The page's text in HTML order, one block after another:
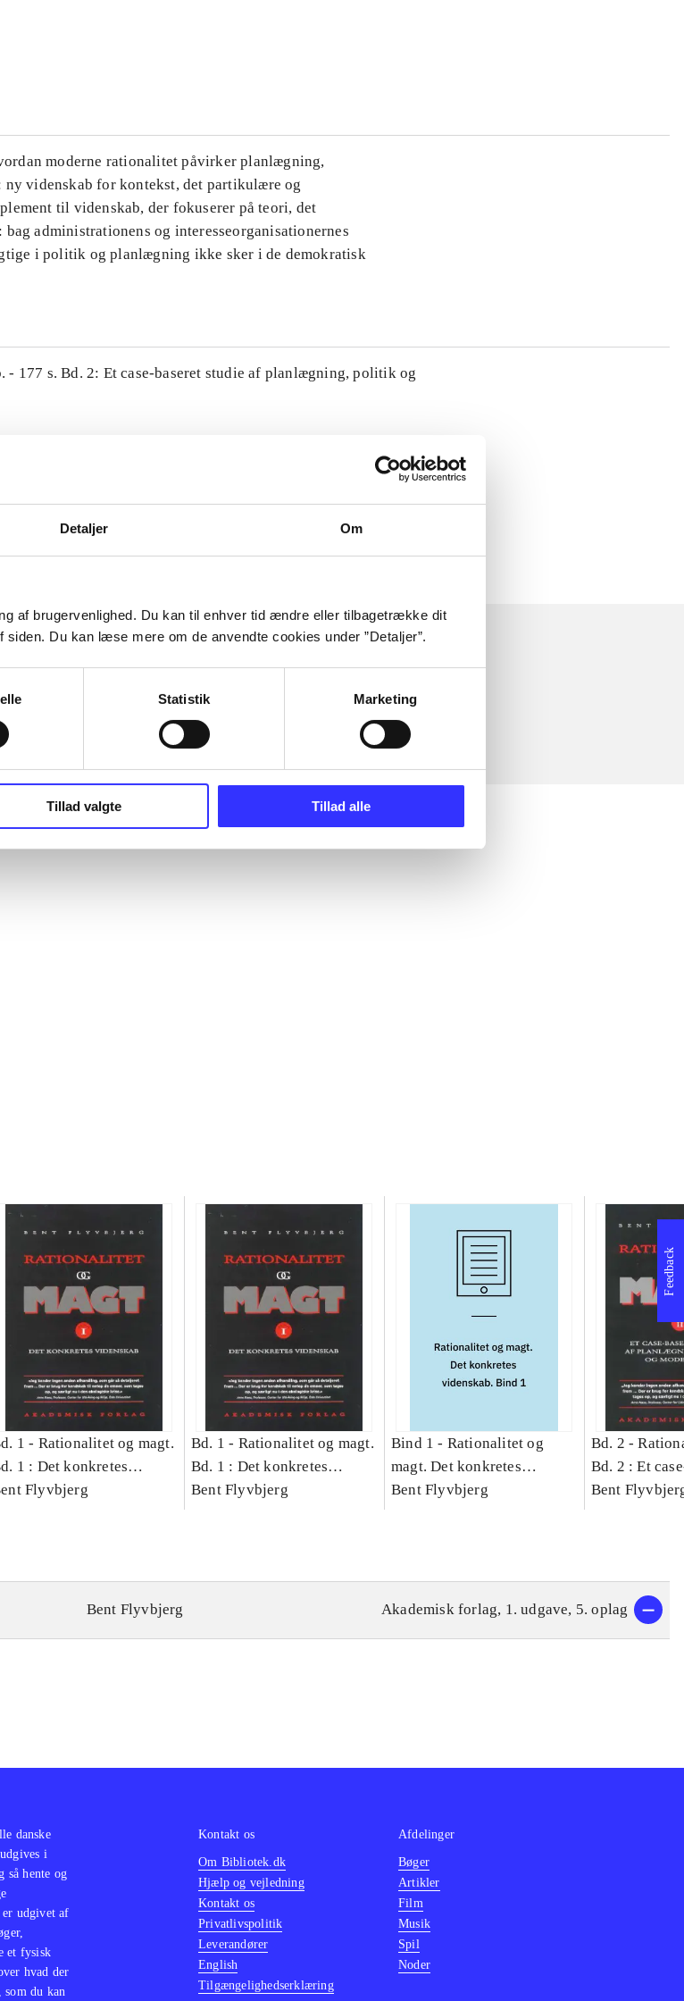
Detaljer Om
af brugervenlighed. Du kan til enhver tid ændre eller tilbagetrække dit
Du kan læse mere om de anvendte cookies under ”Detaljer”.
Statistik Marketing
Tillad valgte Tillad alle
moderne rationalitet påvirker planlægning,
videnskab for kontekst, det partikulære og
til videnskab, der fokuserer på teori, det
administrationens og interesseorganisationernes
i politik og planlægning ikke sker i de demokratisk
- 177 s. Bd. 2: Et case-baseret studie af planlægning, politik og
1 - Rationalitet og magt.
1 : Det konkretes
Flyvbjerg
Bd. 1 - Rationalitet og magt.
Bd. 1 : Det konkretes
videnskab
Bent Flyvbjerg
Bind 1 - Rationalitet og
magt. Det konkretes
videnskab. Bind 1
Bent Flyvbjerg
Bd. 2 -
Bd. 2 : Et
studie af
Bent
Bent Flyvbjerg Akademisk forlag, 1. udgave, 5. oplag
Feedback
danske
i
så hente og
udgivet af
et fysisk
hvad der
som du kan
Kontakt os
Om Bibliotek.dk
Hjælp og vejledning
Kontakt os
Privatlivspolitik
Leverandører
English
Tilgængelighedserklæring
Afdelinger
Bøger
Artikler
Film
Musik
Spil
Noder